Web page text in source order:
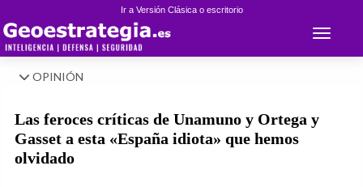
Ir a Versión Clásica o escritorio
Toggle
OPINIÓN
Las feroces críticas de Unamuno y Ortega y
Gasset a esta «España idiota» que hemos
olvidado